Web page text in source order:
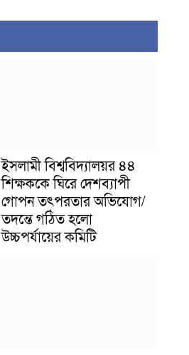
ইসলামী বিশ্ববিদ্যালয়র ৪৪
শিক্ষককে ঘিরে দেশব্যাপী
গোপন তৎপরতার অভিযোগ/
তদন্তে গঠিত হলো
উচ্চপর্যায়ের কমিটি